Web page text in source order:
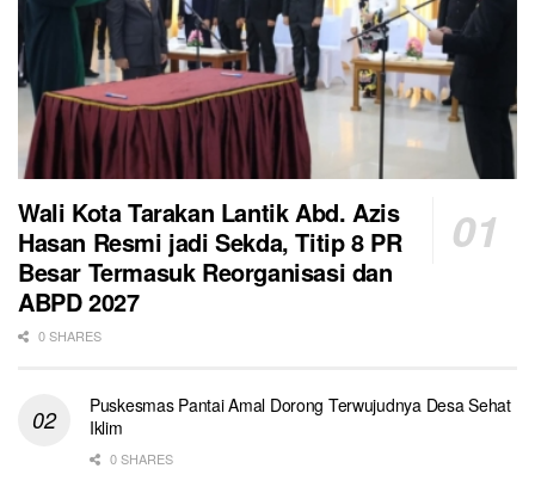
Wali Kota Tarakan Lantik Abd. Azis
Hasan Resmi jadi Sekda, Titip 8 PR
Besar Termasuk Reorganisasi dan
ABPD 2027
0 SHARES
Puskesmas Pantai Amal Dorong Terwujudnya Desa Sehat
Iklim
0 SHARES